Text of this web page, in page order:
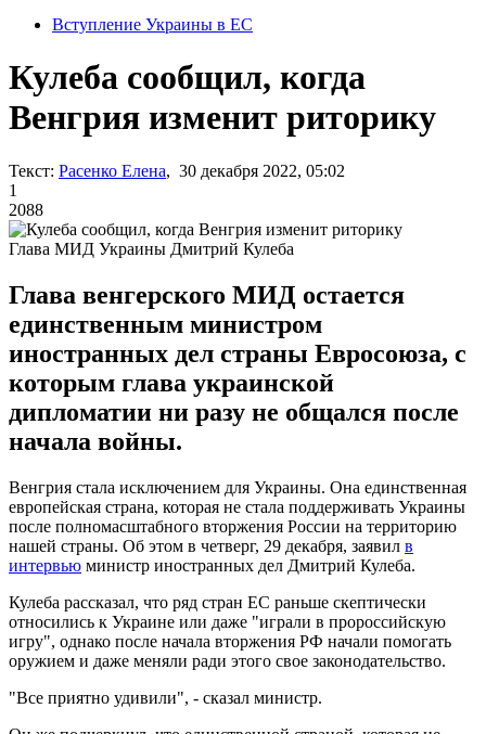
Вступление Украины в ЕС
Кулеба сообщил, когда
Венгрия изменит риторику
Текст: Расенко Елена, 30 декабря 2022, 05:02
1
2088
Глава МИД Украины Дмитрий Кулеба
Глава венгерского МИД остается
единственным министром
иностранных дел страны Евросоюза, с
которым глава украинской
дипломатии ни разу не общался после
начала войны.
Венгрия стала исключением для Украины. Она единственная
европейская страна, которая не стала поддерживать Украины
после полномасштабного вторжения России на территорию
нашей страны. Об этом в четверг, 29 декабря, заявил в
интервью министр иностранных дел Дмитрий Кулеба.
Кулеба рассказал, что ряд стран ЕС раньше скептически
относились к Украине или даже "играли в пророссийскую
игру", однако после начала вторжения РФ начали помогать
оружием и даже меняли ради этого свое законодательство.
"Все приятно удивили", - сказал министр.